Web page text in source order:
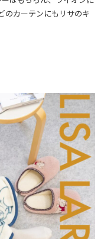
のカーテンにもリサのキ